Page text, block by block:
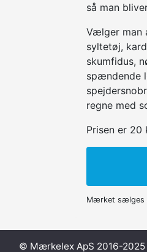
så man
Vælger man
syltetøj,
skumfidus,
spændende
regne med
Prisen er
Mærket sælges
© Mærkelex ApS 2016-